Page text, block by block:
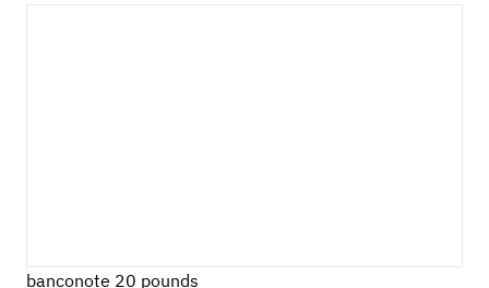
banconote 20 pounds